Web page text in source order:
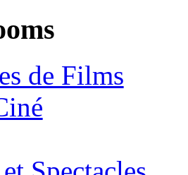
de Films